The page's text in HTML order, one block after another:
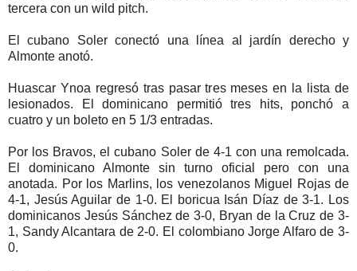
tercera con un wild pitch.
El cubano Soler conectó una línea al jardín derecho y
Almonte anotó.
Huascar Ynoa regresó tras pasar tres meses en la lista de
lesionados. El dominicano permitió tres hits, ponchó a
cuatro y un boleto en 5 1/3 entradas.
Por los Bravos, el cubano Soler de 4-1 con una remolcada.
El dominicano Almonte sin turno oficial pero con una
anotada. Por los Marlins, los venezolanos Miguel Rojas de
4-1, Jesús Aguilar de 1-0. El boricua Isán Díaz de 3-1. Los
dominicanos Jesús Sánchez de 3-0, Bryan de la Cruz de 3-
1, Sandy Alcantara de 2-0. El colombiano Jorge Alfaro de 3-
0.